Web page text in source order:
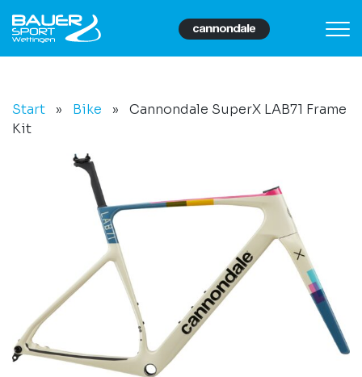
Start » Bike »
Cannondale SuperX LAB71 Frame
Kit